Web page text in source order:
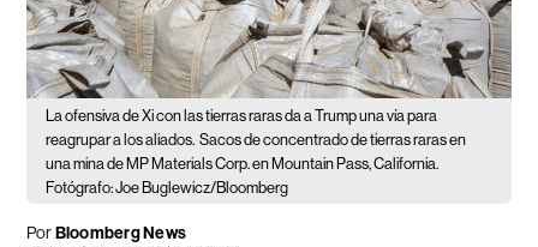
La ofensiva de Xi con las tierras raras da a Trump una vía para
reagrupar a los aliados. Sacos de concentrado de tierras raras en
una mina de MP Materials Corp. en Mountain Pass, California.
Fotógrafo: Joe Buglewicz/Bloomberg
PorBloomberg News